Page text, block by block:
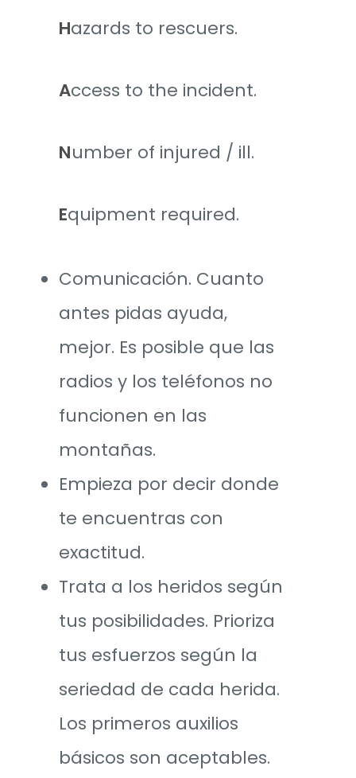
Hazards to rescuers.
Access to the incident.
Number of injured / ill.
Equipment required.
Comunicación. Cuanto
antes pidas ayuda,
mejor. Es posible que las
radios y los teléfonos no
funcionen en las
montañas.
Empieza por decir donde
te encuentras con
exactitud.
Trata a los heridos según
tus posibilidades. Prioriza
tus esfuerzos según la
seriedad de cada herida.
Los primeros auxilios
básicos son aceptables.